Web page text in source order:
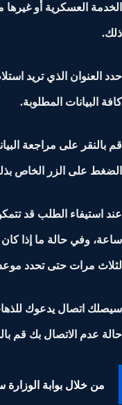
العسكرية أو غيرها
العنوان الذي تريد
البيانات المطلوبة.
على مراجعة
على الزر الخاص بذلك.
وفي حالة ما إذا كان
مرات حتى تحدد موعد
اتصال يدعوك للذهاب
عدم الاتصال بك قم
من خلال بوابة الوزارة